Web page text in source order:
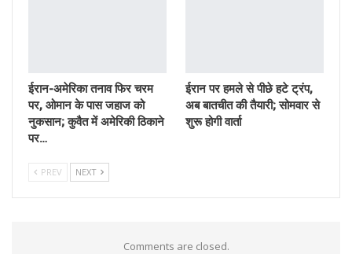
ईरान-अमेरिका तनाव फिर चरम
पर, ओमान के पास जहाज को
नुकसान; कुवैत में अमेरिकी ठिकाने
पर…
ईरान पर हमले से पीछे हटे ट्रंप,
अब बातचीत की तैयारी; सोमवार से
शुरू होगी वार्ता
PREV NEXT
Comments are closed.